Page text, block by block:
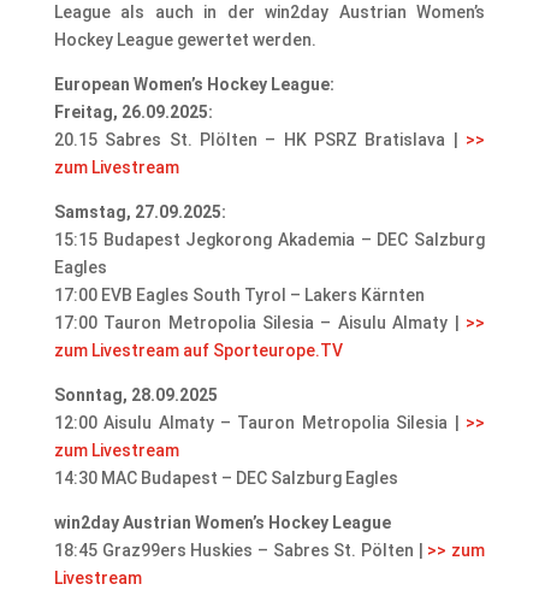
League als auch in der win2day Austrian Women’s
Hockey League gewertet werden.
European Women’s Hockey League:
Freitag, 26.09.2025:
20.15 Sabres St. Plölten – HK PSRZ Bratislava | >>
zum Livestream
Samstag, 27.09.2025:
15:15 Budapest Jegkorong Akademia – DEC Salzburg
Eagles
17:00 EVB Eagles South Tyrol – Lakers Kärnten
17:00 Tauron Metropolia Silesia – Aisulu Almaty | >>
zum Livestream auf Sporteurope.TV
Sonntag, 28.09.2025
12:00 Aisulu Almaty – Tauron Metropolia Silesia | >>
zum Livestream
14:30 MAC Budapest – DEC Salzburg Eagles
win2day Austrian Women’s Hockey League
18:45 Graz99ers Huskies – Sabres St. Pölten | >> zum
Livestream